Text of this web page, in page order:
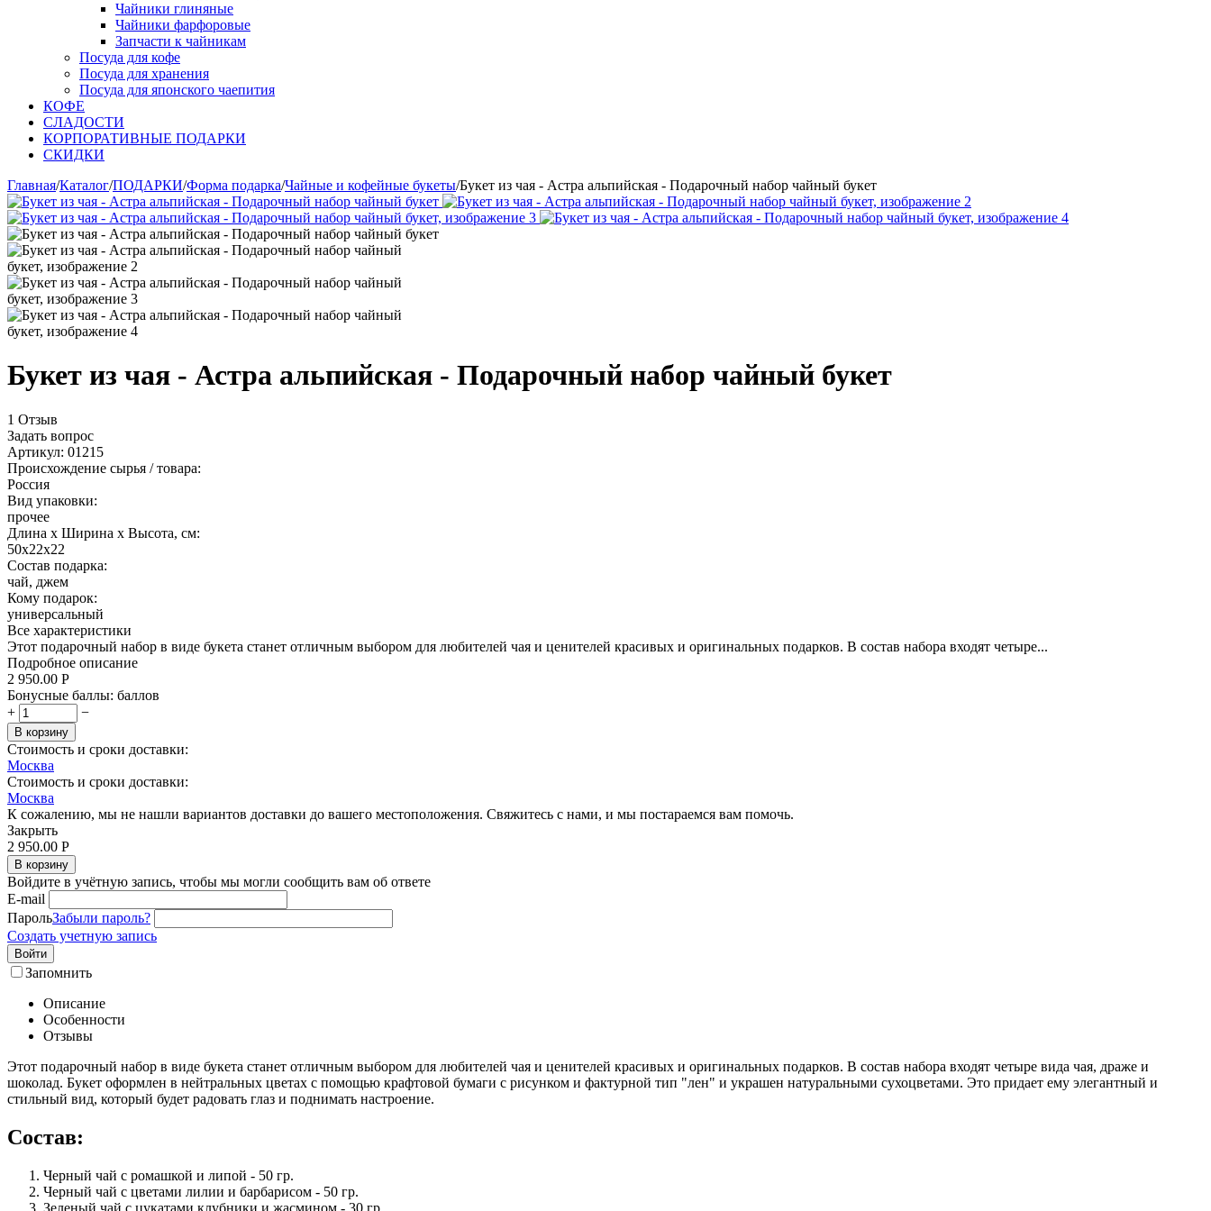
Чайники глиняные
Чайники фарфоровые
Запчасти к чайникам
Посуда для кофе
Посуда для хранения
Посуда для японского чаепития
КОФЕ
СЛАДОСТИ
КОРПОРАТИВНЫЕ ПОДАРКИ
СКИДКИ
Главная/Каталог/ПОДАРКИ/Форма подарка/Чайные и кофейные букеты/Букет из чая - Астра альпийская - Подарочный набор чайный букет
Букет из чая - Астра альпийская - Подарочный набор чайный букет
1 Отзыв
Задать вопрос
Артикул: 01215
Происхождение сырья / товара:
Россия
Вид упаковки:
прочее
Длина х Ширина х Высота, см:
50х22х22
Состав подарка:
чай, джем
Кому подарок:
универсальный
Все характеристики
Этот подарочный набор в виде букета станет отличным выбором для любителей чая и ценителей красивых и оригинальных подарков. В состав набора входят четыре...
Подробное описание
2 950.00 Р
Бонусные баллы: баллов
+
−
В корзину
Стоимость и сроки доставки:
Москва
Стоимость и сроки доставки:
Москва
К сожалению, мы не нашли вариантов доставки до вашего местоположения. Свяжитесь с нами, и мы постараемся вам помочь.
Закрыть
2 950.00 Р
В корзину
Войдите в учётную запись, чтобы мы могли сообщить вам об ответе
E-mail
ПарольЗабыли пароль?
Создать учетную запись
Войти
Запомнить
Описание
Особенности
Отзывы
Этот подарочный набор в виде букета станет отличным выбором для любителей чая и ценителей красивых и оригинальных подарков. В состав набора входят четыре вида чая, драже и
шоколад. Букет оформлен в нейтральных цветах с помощью крафтовой бумаги с рисунком и фактурной тип "лен" и украшен натуральными сухоцветами. Это придает ему элегантный и
стильный вид, который будет радовать глаз и поднимать настроение.
Состав:
Черный чай с ромашкой и липой - 50 гр.
Черный чай с цветами лилии и барбарисом - 50 гр.
Зеленый чай с цукатами клубники и жасмином - 30 гр.